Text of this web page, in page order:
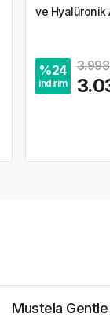
ve Hyalüronik
%24
indirim
Mustela